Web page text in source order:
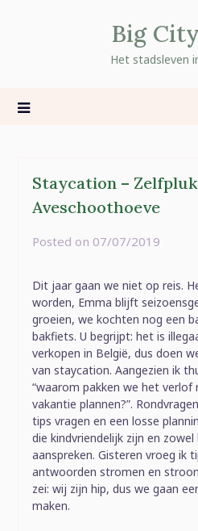
Big
Het stadsleven
Staycation –
Aveschoothoeve
Posted on 07/07/2019
Dit jaar gaan we niet op reis.
worden, Emma blijft
groeien, we kochten nog een
bakfiets. U begrijpt: het is
verkopen in België, dus doen
van staycation. Aangezien ik
“waarom pakken we het verlof
vakantie plannen?”.
tips vragen en een losse
die kindvriendelijk zijn en
aanspreken. Gisteren vroeg ik
antwoorden stromen en
zei: wij zijn hip, dus we gaan
maken.